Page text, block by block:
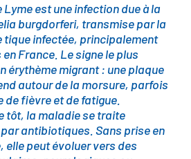
est une infection due à la
burgdorferi, transmise par la
tique infectée, principalement
France. Le signe le plus
érythème migrant : une plaque
autour de la morsure, parfois
fièvre et de fatigue.
tôt, la maladie se traite
antibiotiques. Sans prise en
elle peut évoluer vers des